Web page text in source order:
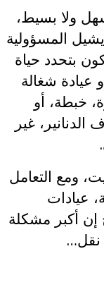
ولا بسيط،
المسؤولية
بتحدد حياة
شغالة
خبطة، أو
غير
.
ومع التعامل
عيادات
إن أكبر مشكلة
…